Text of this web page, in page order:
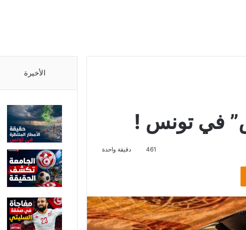
461 دقيقة واحدة
الأخيرة